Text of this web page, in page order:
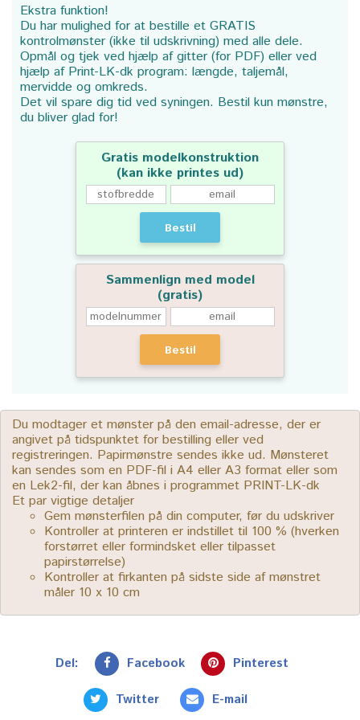
Ekstra funktion!
Du har mulighed for at bestille et GRATIS
kontrolmønster (ikke til udskrivning) med alle dele.
Opmål og tjek ved hjælp af gitter (for PDF) eller ved
hjælp af Print-LK-dk program: længde, taljemål,
mervidde og omkreds.
Det vil spare dig tid ved syningen. Bestil kun mønstre,
du bliver glad for!
Gratis modelkonstruktion
(kan ikke printes ud)
Bestil
Sammenlign med model
(gratis)
Bestil
Du modtager et mønster på den email-adresse, der er
angivet på tidspunktet for bestilling eller ved
registreringen. Papirmønstre sendes ikke ud. Mønsteret
kan sendes som en PDF-fil i A4 eller A3 format eller som
en Lek2-fil, der kan åbnes i programmet PRINT-LK-dk
Et par vigtige detaljer
Gem mønsterfilen på din computer, før du udskriver
Kontroller at printeren er indstillet til 100 % (hverken
forstørret eller formindsket eller tilpasset
papirstørrelse)
Kontroller at firkanten på sidste side af mønstret
måler 10 x 10 cm
Del: Facebook Pinterest
Twitter E-mail